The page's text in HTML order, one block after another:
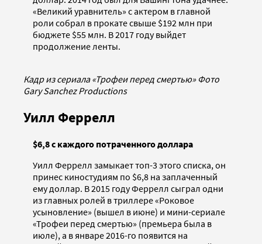
«Великий уравнитель» с актером в главной
роли собрал в прокате свыше $192 млн при
бюджете $55 млн. В 2017 году выйдет
продолжение ленты.
Кадр из сериала «Трофеи перед смертью» Фото
Gary Sanchez Productions
Уилл Феррелл
$6,8 с каждого потраченного доллара
Уилл Феррелл замыкает топ-3 этого списка, он
принес киностудиям по $6,8 на заплаченный
ему доллар. В 2015 году Феррелл сыграл одни
из главных ролей в триллере «Роковое
усыновление» (вышел в июне) и мини-сериале
«Трофеи перед смертью» (премьера была в
июле), а в январе 2016-го появится на